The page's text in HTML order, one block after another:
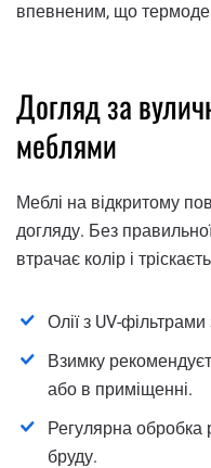
впевненим, що
Догляд за
меблями
Меблі на відкритому
догляду. Без
втрачає колір і
Олії з UV-
Взимку
або в приміщенні.
Регулярна обробка
бруду.